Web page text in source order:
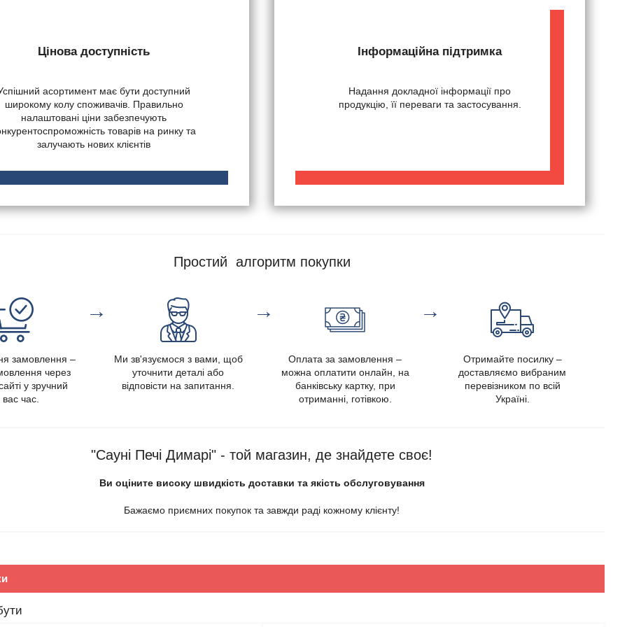
Цінова доступність
асортимент має бути доступний
широкому колу споживачів. Правильно
налаштовані ціни забезпечують
товарів на ринку та
залучають нових клієнтів
Інформаційна підтримка
Надання докладної інформації про
продукцію, її переваги та застосування.
Простий алгоритм покупки
замовлення –
через
у зручний
час.
→
Ми зв'язуємося з вами, щоб
уточнити деталі або
відповісти на запитання.
→
Оплата за замовлення –
можна оплатити онлайн, на
банківську картку, при
отриманні, готівкою.
→
Отримайте посилку –
доставляємо вибраним
перевізником по всій
Україні.
"Сауні Печі Димарі" - той магазин, де знайдете своє!
Ви оціните високу швидкість доставки та якість обслуговування
Бажаємо приємних покупок та завжди раді кожному клієнту!